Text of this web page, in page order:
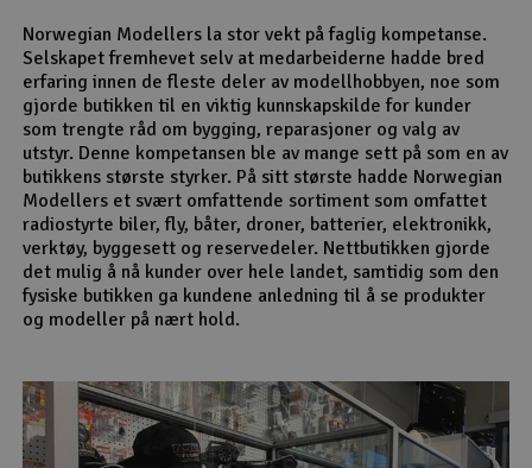
Norwegian Modellers la stor vekt på faglig kompetanse.
Selskapet fremhevet selv at medarbeiderne hadde bred
erfaring innen de fleste deler av modellhobbyen, noe som
gjorde butikken til en viktig kunnskapskilde for kunder
som trengte råd om bygging, reparasjoner og valg av
utstyr. Denne kompetansen ble av mange sett på som en av
butikkens største styrker. På sitt største hadde Norwegian
Modellers et svært omfattende sortiment som omfattet
radiostyrte biler, fly, båter, droner, batterier, elektronikk,
verktøy, byggesett og reservedeler. Nettbutikken gjorde
det mulig å nå kunder over hele landet, samtidig som den
fysiske butikken ga kundene anledning til å se produkter
og modeller på nært hold.